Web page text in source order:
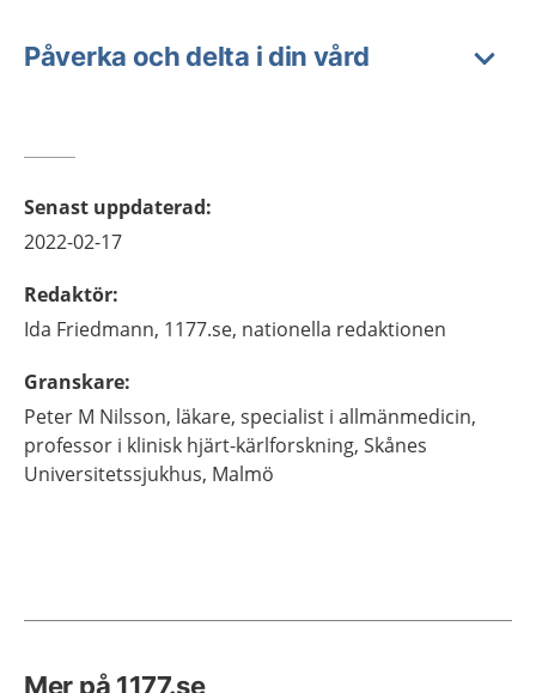
Påverka och delta i din vård
Senast uppdaterad:
2022-02-17
Redaktör:
Ida Friedmann, 1177.se, nationella redaktionen
Granskare:
Peter M Nilsson, läkare, specialist i allmänmedicin,
professor i klinisk hjärt-kärlforskning, Skånes
Universitetssjukhus, Malmö
Mer på 1177.se